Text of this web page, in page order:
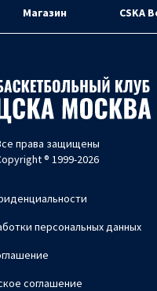
Магазин CSKA
права защищены
® 1999-2026
персональных данных
соглашение